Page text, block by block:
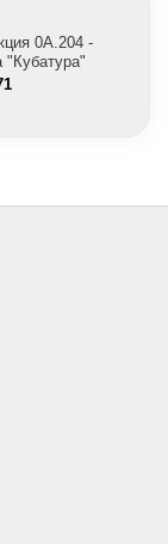
0A.204 -
"Кубатура"